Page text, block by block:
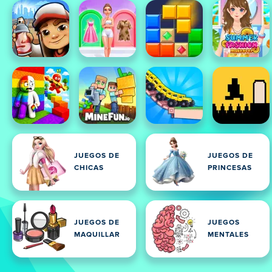
JUEGOS DE
CHICAS
JUEGOS DE
PRINCESAS
JUEGOS DE
MAQUILLAR
JUEGOS
MENTALES